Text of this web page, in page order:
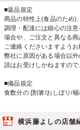
■返品規定
商品の特性上(食品のため)
調理・配達には細心の注
場合や、ご注文と異なる
ご連絡くださいますようお
弊社に原因がある場合以
請はお受けしかねますので
■備品規定
食数分の [割箸/おしぼり/楊
横浜藤よしの店舗